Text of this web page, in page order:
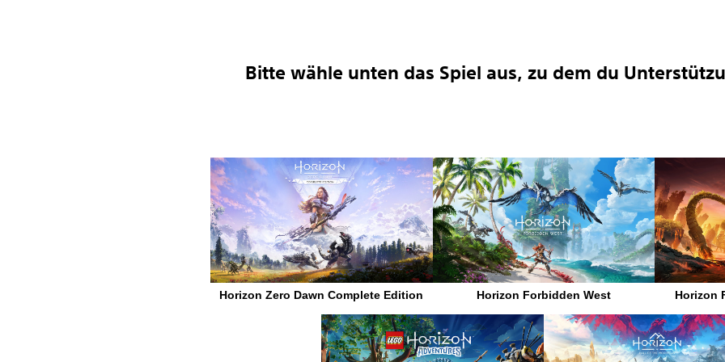
Bitte wähle unten das Spiel aus, zu dem du